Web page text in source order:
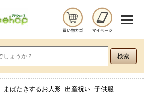
まばたきするお人形 出産祝い 子供服